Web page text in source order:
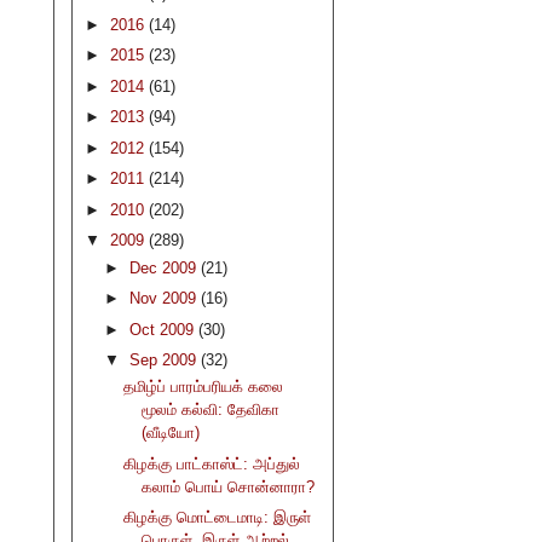
► 2016 (14)
► 2015 (23)
► 2014 (61)
► 2013 (94)
► 2012 (154)
► 2011 (214)
► 2010 (202)
▼ 2009 (289)
► Dec 2009 (21)
►
Nov 2009 (16)
► Oct 2009 (30)
▼ Sep 2009 (32)
தமிழ்ப் பாரம்பரியக் கலை
மூலம் கல்வி: தேவிகா
(வீடியோ)
கிழக்கு பாட்காஸ்ட்: அப்துல்
கலாம் பொய் சொன்னாரா?
கிழக்கு மொட்டைமாடி: இருள்